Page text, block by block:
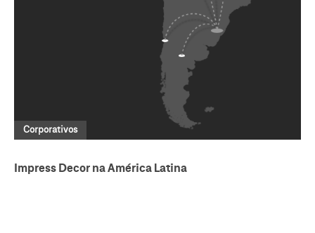
Corporativos
Impress Decor na América Latina